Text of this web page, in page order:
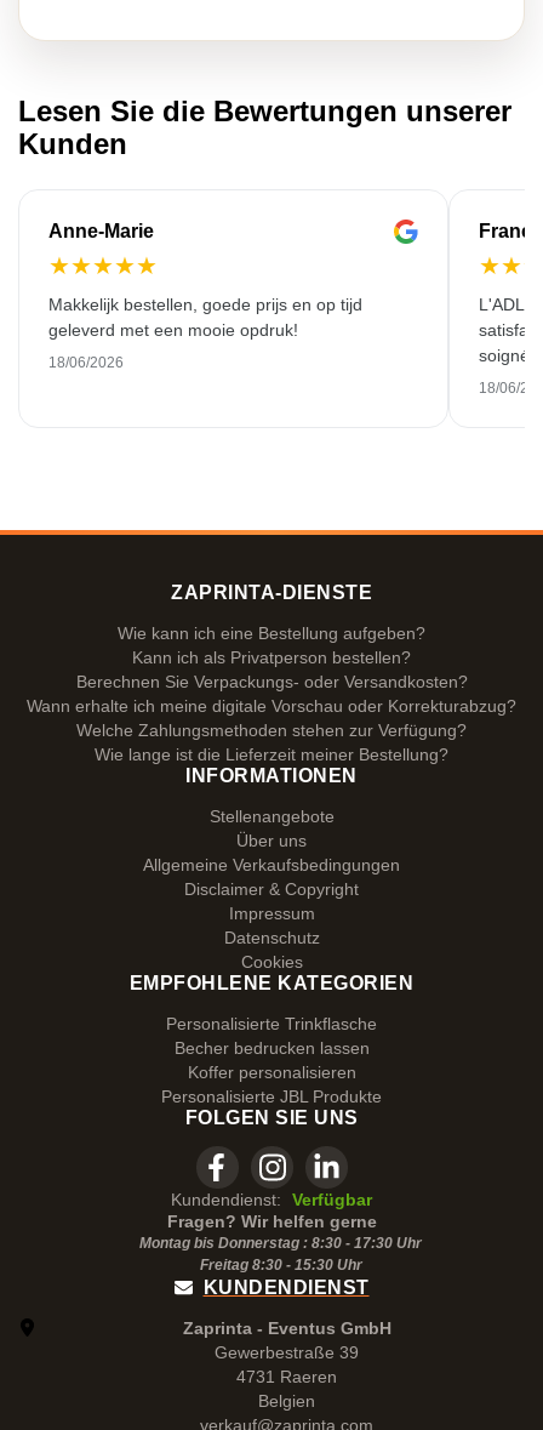
Lesen Sie die Bewertungen unserer
Kunden
Anne-Marie
★★★★★
Makkelijk bestellen, goede prijs en op tijd
geleverd met een mooie opdruk!
18/06/2026
★★
L'ADL
soigné
18/06/
ZAPRINTA-DIENSTE
Wie kann ich eine Bestellung aufgeben?
Kann ich als Privatperson bestellen?
Berechnen Sie Verpackungs- oder Versandkosten?
Wann erhalte ich meine digitale Vorschau oder Korrekturabzug?
Welche Zahlungsmethoden stehen zur Verfügung?
Wie lange ist die Lieferzeit meiner Bestellung?
INFORMATIONEN
Stellenangebote
Über uns
Allgemeine Verkaufsbedingungen
Disclaimer & Copyright
Impressum
Datenschutz
Cookies
EMPFOHLENE KATEGORIEN
Personalisierte Trinkflasche
Becher bedrucken lassen
Koffer personalisieren
Personalisierte JBL Produkte
FOLGEN SIE UNS
Kundendienst:
Verfügbar
Fragen? Wir helfen gerne
Montag bis Donnerstag : 8:30 - 17:30 Uhr
Freitag 8:30 - 15:30Uhr
KUNDENDIENST
Zaprinta - Eventus GmbH
Gewerbestraße 39
4731 Raeren
Belgien
verkauf@zaprinta.com